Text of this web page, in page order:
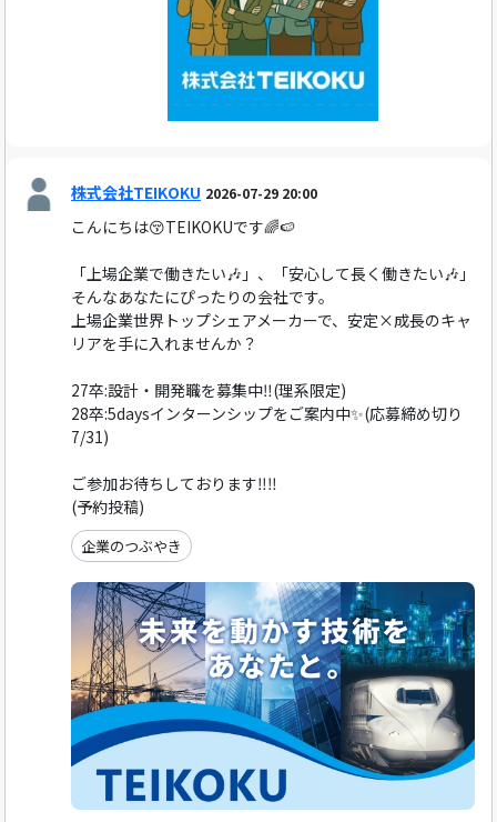
株式会社TEIKOKU 2026-07-29 20:00
こんにちは😚TEIKOKUです🌈🍉
「上場企業で働きたい🎶」、「安心して長く働きたい🎶」
そんなあなたにぴったりの会社です。
上場企業世界トップシェアメーカーで、安定×成長のキャ
リアを手に入れませんか？
27卒:設計・開発職を募集中‼️(理系限定)
28卒:5daysインターンシップをご案内中✨(応募締め切り
7/31)
ご参加お待ちしております‼️‼️
(予約投稿)
企業のつぶやき